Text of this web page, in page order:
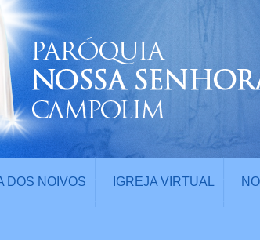
DOS NOIVOS IGREJA VIRTUAL